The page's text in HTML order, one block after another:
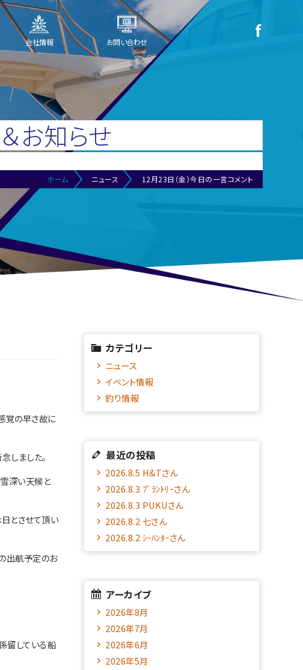
会社情報 お問い合わせ
お知らせ
ホーム ニュース 12月23日（金）今日の一言コメント
覚の早さ故に
しました。
深い天候と
とさせて頂い
出航予定のお
留している船
カテゴリー
ニュース
イベント情報
釣り情報
最近の投稿
2026.8.5 H&Tさん
2026.8.3 ﾌﾟﾗﾝﾄﾘｰさん
2026.8.3 PUKUさん
2026.8.2 七さん
2026.8.2 ｼｰﾊﾝﾀｰさん
アーカイブ
2026年8月
2026年7月
2026年6月
2026年5月